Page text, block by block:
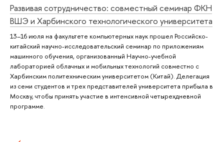
Развивая сотрудничество: совместный семинар ФКН
ВШЭ и Харбинского технологического университета
13–16 июля на факультете компьютерных наук прошел Российско-
китайский научно-исследовательский семинар по приложениям
машинного обучения, организованный Научно-учебной
лабораторией облачных и мобильных технологий совместно с
Харбинским политехническим университетом (Китай). Делегация
из семи студентов и трех представителей университета прибыла в
Москву, чтобы принять участие в интенсивной четырехдневной
программе.